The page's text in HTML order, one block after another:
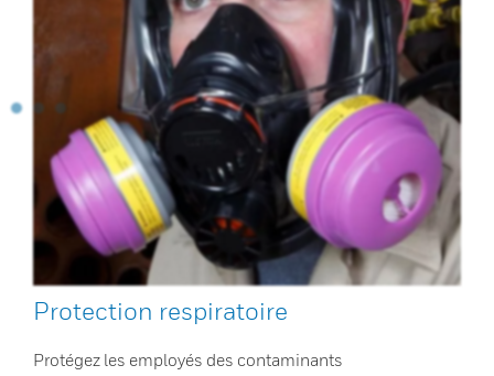
Protection respiratoire
Protégez les employés des contaminants